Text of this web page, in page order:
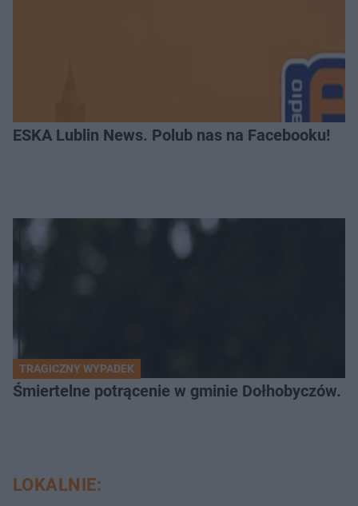
ESKA Lublin News. Polub nas na Facebooku!
TRAGICZNY WYPADEK
Śmiertelne potrącenie w gminie Dołhobyczów.
LOKALNIE: